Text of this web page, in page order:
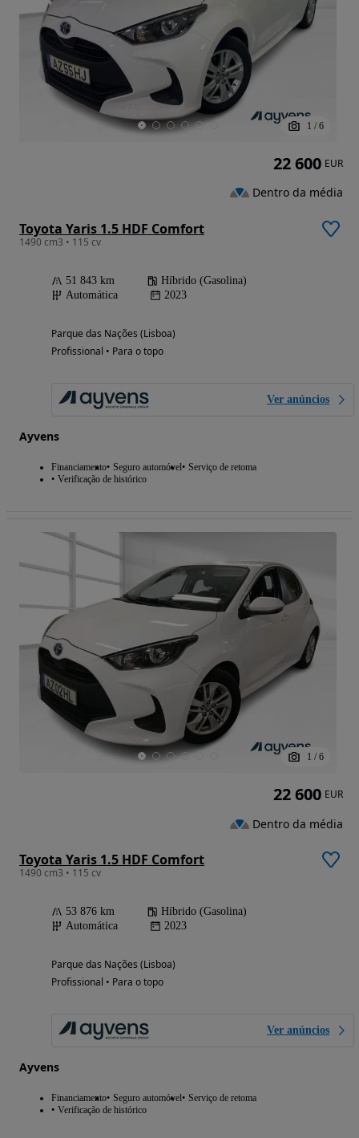
1 / 6
Toyota Yaris 1.5 HDF Comfort
1490 cm3 • 115 cv
51 843 km
Híbrido (Gasolina)
Automática
2023
Parque das Nações (Lisboa)
Profissional • Para o topo
Ver anúncios
Ayvens
Financiamento Seguro automóvel
Serviço de retoma
Verificação de histórico
22 600 EUR
Dentro da média
1 / 6
Toyota Yaris 1.5 HDF Comfort
1490 cm3 • 115 cv
53 876 km
Híbrido (Gasolina)
Automática
2023
Parque das Nações (Lisboa)
Profissional • Para o topo
Ver anúncios
Ayvens
Financiamento Seguro automóvel Serviço de retoma
Verificação de histórico
22 600 EUR
Dentro da média